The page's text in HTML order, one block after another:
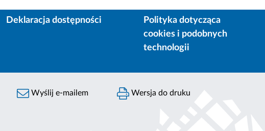
Deklaracja dostępności
Polityka dotycząca
cookies i podobnych
technologii
Wyślij e-mailem Wersja do druku